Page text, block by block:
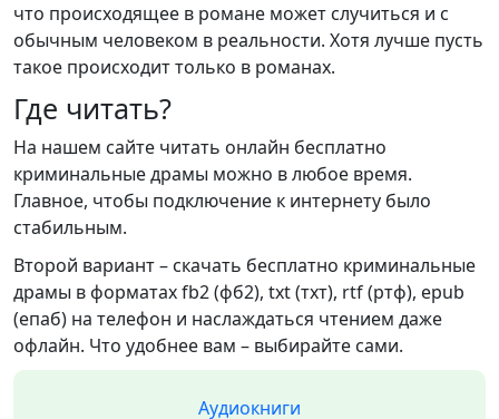
что происходящее в романе может случиться и с
обычным человеком в реальности. Хотя лучше пусть
такое происходит только в романах.
Где читать?
На нашем сайте читать онлайн бесплатно
криминальные драмы можно в любое время.
Главное, чтобы подключение к интернету было
стабильным.
Второй вариант – скачать бесплатно криминальные
драмы в форматах fb2 (фб2), txt (тхт), rtf (ртф), epub
(епаб) на телефон и наслаждаться чтением даже
офлайн. Что удобнее вам – выбирайте сами.
Аудиокниги